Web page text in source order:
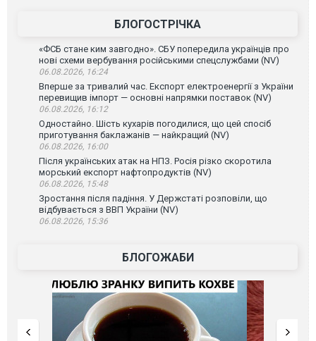
БЛОГОСТРІЧКА
«ФСБ стане ким завгодно». СБУ попередила українців про
нові схеми вербування російськими спецслужбами (NV)
06.08.2026, 16:24
Вперше за тривалий час. Експорт електроенергії з України
перевищив імпорт — основні напрямки поставок (NV)
06.08.2026, 16:12
Одностайно. Шість кухарів погодилися, що цей спосіб
приготування баклажанів — найкращий (NV)
06.08.2026, 16:00
Після українських атак на НПЗ. Росія різко скоротила
морський експорт нафтопродуктів (NV)
06.08.2026, 15:48
Зростання після падіння. У Держстаті розповіли, що
відбувається з ВВП України (NV)
06.08.2026, 15:36
БЛОГОЖАБИ